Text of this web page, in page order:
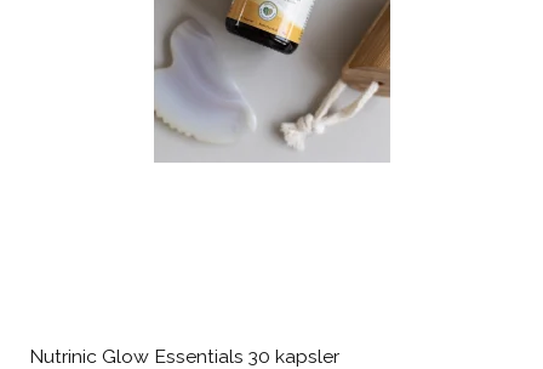
Nutrinic Glow Essentials 30 kapsler